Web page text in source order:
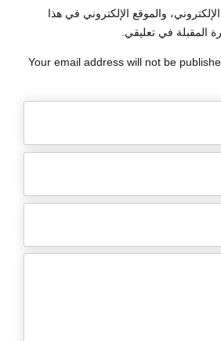
Your email address will not be
والموقع الإلكتروني في هذا
المقبلة في تعليقي.